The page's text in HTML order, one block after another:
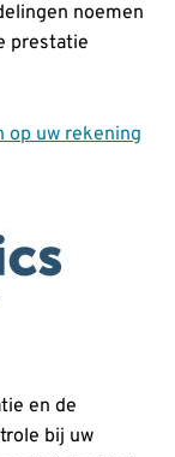
noemen
prestatie
op uw rekening
en de
bij uw